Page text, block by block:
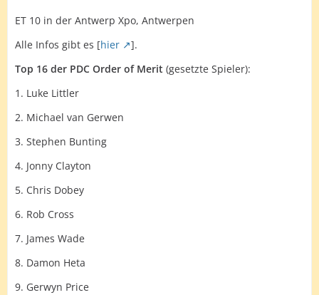
ET 10 in der Antwerp Xpo, Antwerpen
Alle Infos gibt es [hier
].
Top 16 der PDC Order of Merit (gesetzte Spieler):
1. Luke Littler
2. Michael van Gerwen
3. Stephen Bunting
4. Jonny Clayton
5. Chris Dobey
6. Rob Cross
7. James Wade
8. Damon Heta
9. Gerwyn Price